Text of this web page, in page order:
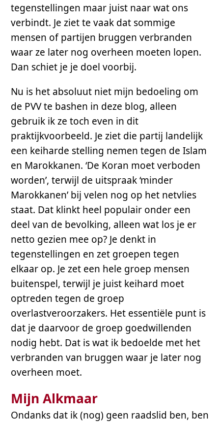
tegenstellingen maar juist naar wat ons
verbindt. Je ziet te vaak dat sommige
mensen of partijen bruggen verbranden
waar ze later nog overheen moeten lopen.
Dan schiet je je doel voorbij.
Nu is het absoluut niet mijn bedoeling om
de PVV te bashen in deze blog, alleen
gebruik ik ze toch even in dit
praktijkvoorbeeld. Je ziet die partij landelijk
een keiharde stelling nemen tegen de Islam
en Marokkanen. ‘De Koran moet verboden
worden’, terwijl de uitspraak ‘minder
Marokkanen’ bij velen nog op het netvlies
staat. Dat klinkt heel populair onder een
deel van de bevolking, alleen wat los je er
netto gezien mee op? Je denkt in
tegenstellingen en zet groepen tegen
elkaar op. Je zet een hele groep mensen
buitenspel, terwijl je juist keihard moet
optreden tegen de groep
overlastveroorzakers. Het essentiële punt is
dat je daarvoor de groep goedwillenden
nodig hebt. Dat is wat ik bedoelde met het
verbranden van bruggen waar je later nog
overheen moet.
Mijn Alkmaar
Ondanks dat ik (nog) geen raadslid ben, ben